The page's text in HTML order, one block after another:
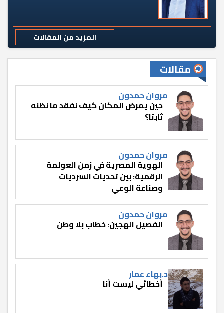
المزيد من المقالات
مقالات
مروان حمدون
حين يمرض المكان كيف نفقد ما نظنه
ثابتًا؟
مروان حمدون
الهوية المصرية في زمن العولمة
الرقمية: بين تحديات السرديات
وصناعة الوعي
مروان حمدون
الفصيل الهجين: خطاب بلا وطن
د.بهاء عمار
أخطائي ليست أنا